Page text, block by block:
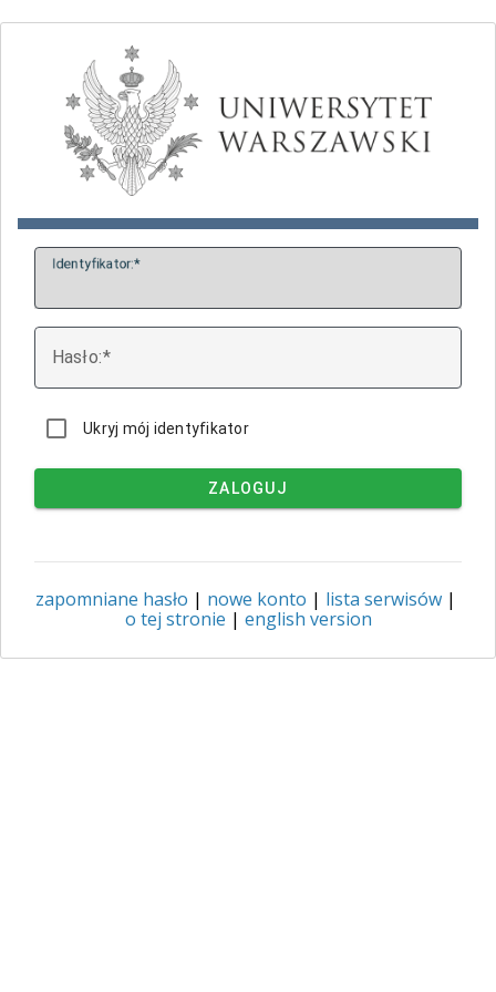
Identyfikator:
Hasło:
Ukryj mój identyfikator
ZALOGUJ
zapomniane hasło | nowe konto | lista serwisów |
o tej stronie | english version